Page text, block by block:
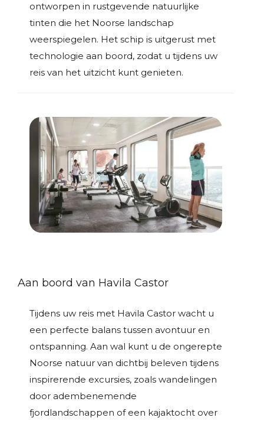
ontworpen in rustgevende natuurlijke
tinten die het Noorse landschap
weerspiegelen. Het schip is uitgerust met
technologie aan boord, zodat u tijdens uw
reis van het uitzicht kunt genieten.
Aan boord van Havila Castor
Tijdens uw reis met Havila Castor wacht u
een perfecte balans tussen avontuur en
ontspanning. Aan wal kunt u de ongerepte
Noorse natuur van dichtbij beleven tijdens
inspirerende excursies, zoals wandelingen
door adembenemende
fjordlandschappen of een kajaktocht over